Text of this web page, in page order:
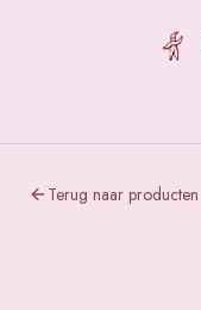
Terug naar producten